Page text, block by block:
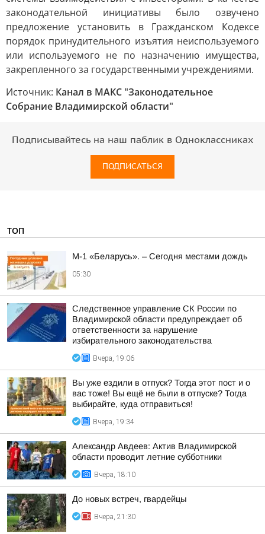
законодательной инициативы было озвучено
предложение установить в Гражданском Кодексе
порядок принудительного изъятия неиспользуемого
или используемого не по назначению имущества,
закрепленного за государственными учреждениями.
Источник: Канал в МАКС "Законодательное
Собрание Владимирской области"
Подписывайтесь на наш паблик в Одноклассниках
ПОДПИСАТЬСЯ
ТОП
М-1 «Беларусь». – Сегодня местами дождь
05:30
Следственное управление СК России по
Владимирской области предупреждает об
ответственности за нарушение
избирательного законодательства
Вчера, 19:06
Вы уже ездили в отпуск? Тогда этот пост и о
вас тоже! Вы ещё не были в отпуске? Тогда
выбирайте, куда отправиться!
Вчера, 19:34
Александр Авдеев: Актив Владимирской
области проводит летние субботники
Вчера, 18:10
До новых встреч, гвардейцы
Вчера, 21:30